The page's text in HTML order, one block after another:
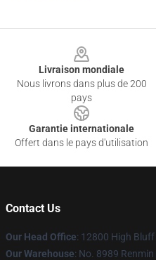
Livraison mondiale
Nous livrons dans plus de 200
pays
Garantie internationale
Offert dans le pays d'utilisation
Contact Us
Our Head Office: 12800 High Bluff
Our Warehouse: No. 8989